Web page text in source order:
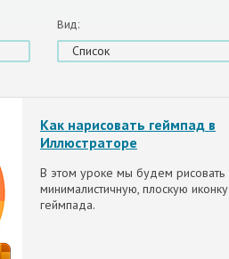
Вид:
Список
Как нарисовать геймпад в
Иллюстраторе
В этом уроке мы будем рисовать
минималистичную, плоскую иконку
геймпада.